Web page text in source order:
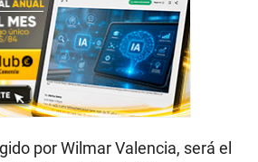
por Wilmar Valencia, será el